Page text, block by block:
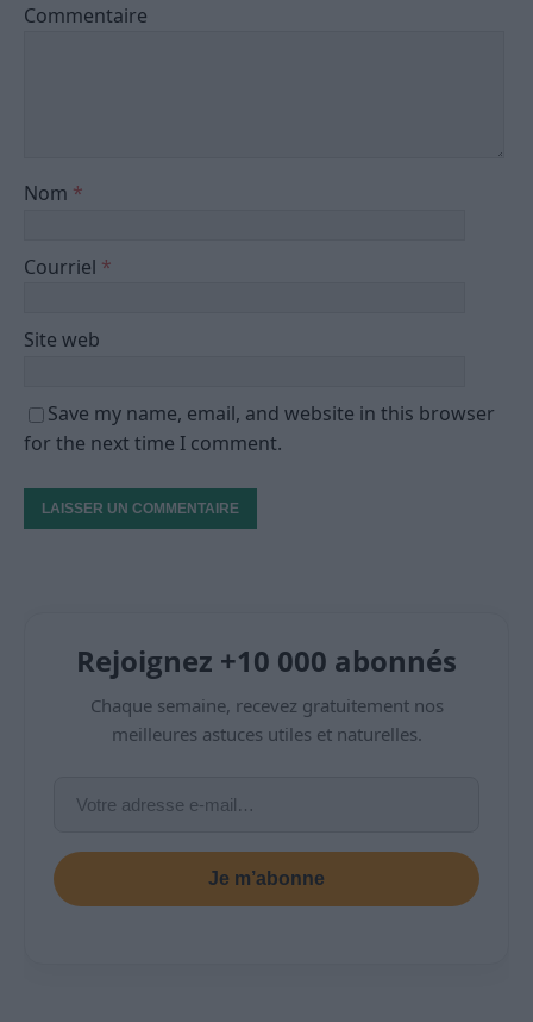
Commentaire
Nom *
Courriel *
Site web
Save my name, email, and website in this browser
for the next time I comment.
Rejoignez +10 000 abonnés
Chaque semaine, recevez gratuitement nos
meilleures astuces utiles et naturelles.
Je m’abonne